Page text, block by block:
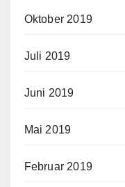
Oktober 2019
Juli 2019
Juni 2019
Mai 2019
Februar 2019